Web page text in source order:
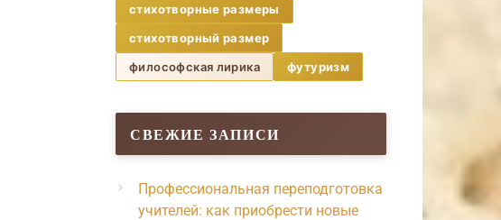
стихотворные размеры
стихотворный размер
философская лирика
футуризм
СВЕЖИЕ ЗАПИСИ
Профессиональная переподготовка
учителей: как приобрести новые